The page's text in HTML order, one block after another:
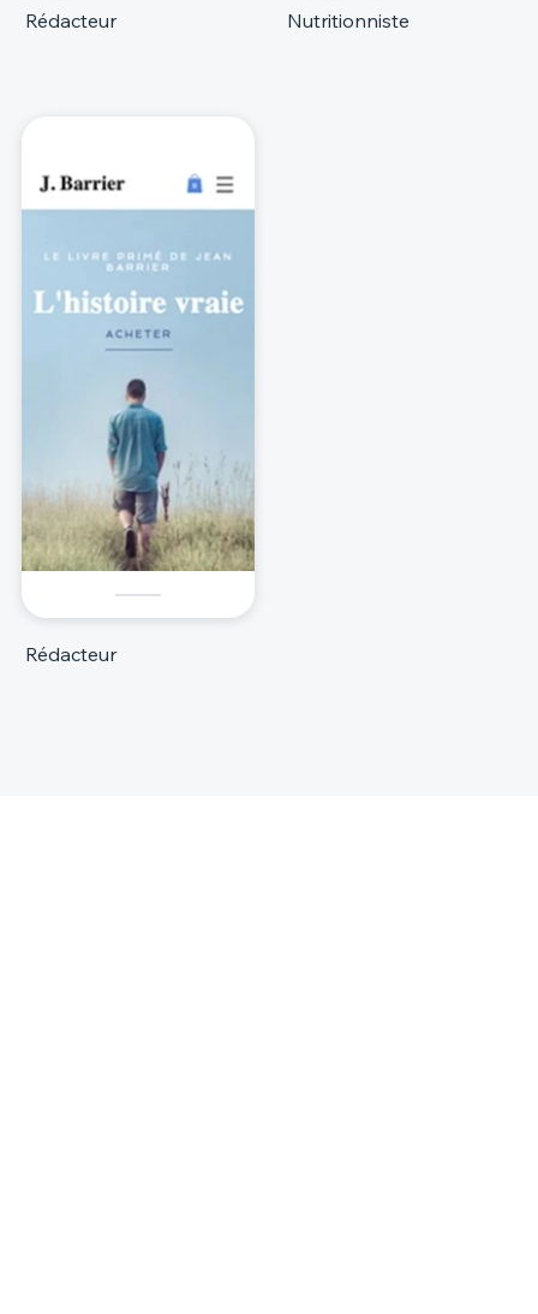
Rédacteur Nutritionniste
Rédacteur